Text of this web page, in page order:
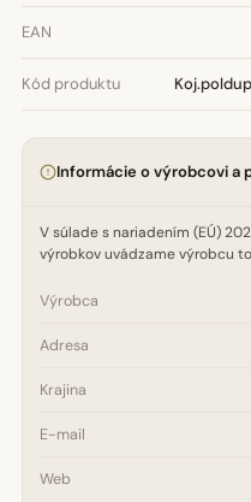
EAN
Kód produktu
Informácie o výrobcovi a
V súlade s nariadením (EÚ)
výrobkov uvádzame výrobcu
Výrobca
Adresa
Krajina
E-mail
Web